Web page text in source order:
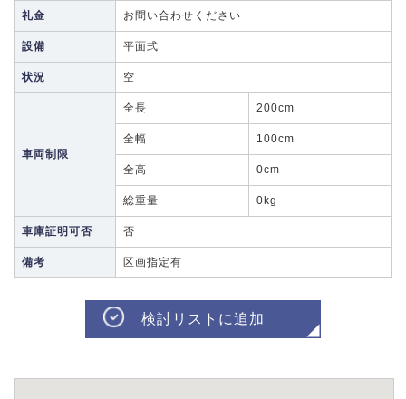
礼金 お問い合わせください
設備 平面式
状況 空
車両制限
全長 200cm
全幅 100cm
全高 0cm
総重量 0kg
車庫証明可否 否
備考 区画指定有
検討リストに追加